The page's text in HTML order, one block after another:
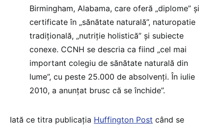
Birmingham, Alabama, care oferă „diplome” și
certificate în „sănătate naturală”, naturopatie
tradițională, „nutriție holistică” și subiecte
conexe. CCNH se descria ca fiind „cel mai
important colegiu de sănătate naturală din
lume”, cu peste 25.000 de absolvenți. În iulie
2010, a anunțat brusc că se închide”.
Iată ce titra publicația Huffington Post când se